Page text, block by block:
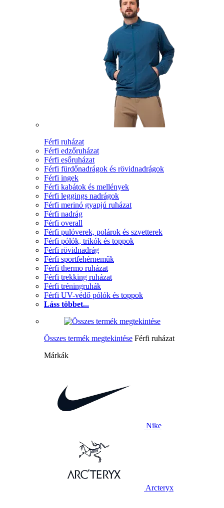
Férfi ruházat
Férfi edzőruházat
Férfi esőruházat
Férfi fürdőnadrágok és rövidnadrágok
Férfi ingek
Férfi kabátok és mellények
Férfi leggings nadrágok
Férfi merinó gyapjú ruházat
Férfi nadrág
Férfi overall
Férfi pulóverek, polárok és szvetterek
Férfi pólók, trikók és toppok
Férfi rövidnadrág
Férfi sportfehérneműk
Férfi thermo ruházat
Férfi trekking ruházat
Férfi tréningruhák
Férfi UV-védő pólók és toppok
Láss többet...
Összes termék megtekintése Férfi ruházat
Márkák
Nike
Arcteryx